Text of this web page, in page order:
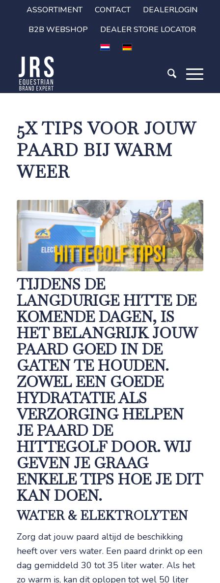
ASSORTIMENT CONTACT
DEALERLOGIN
B2B WEBSHOP
DEALER STORE LOCATOR
5X TIPS VOOR JOUW
PAARD BIJ WARM
WEER
TIJDENS DE
LANGDURIGE HITTE DE
KOMENDE DAGEN, IS
HET BELANGRIJK JOUW
PAARD GOED IN DE
GATEN TE HOUDEN.
ZOWEL EEN GOEDE
HYDRATATIE ALS
VERZORGING HELPEN
JE PAARD DE
HITTEGOLF DOOR. WIJ
GEVEN JE GRAAG
ENKELE TIPS HOE JE DIT
KAN DOEN.
WATER & ELEKTROLYTEN
Zorg dat jouw paard altijd de beschikking
heeft over vers water. Een paard drinkt op een
dag gemiddeld 30 tot 35 liter water. Als het
zo warm is, kan dit oplopen tot wel 50 liter